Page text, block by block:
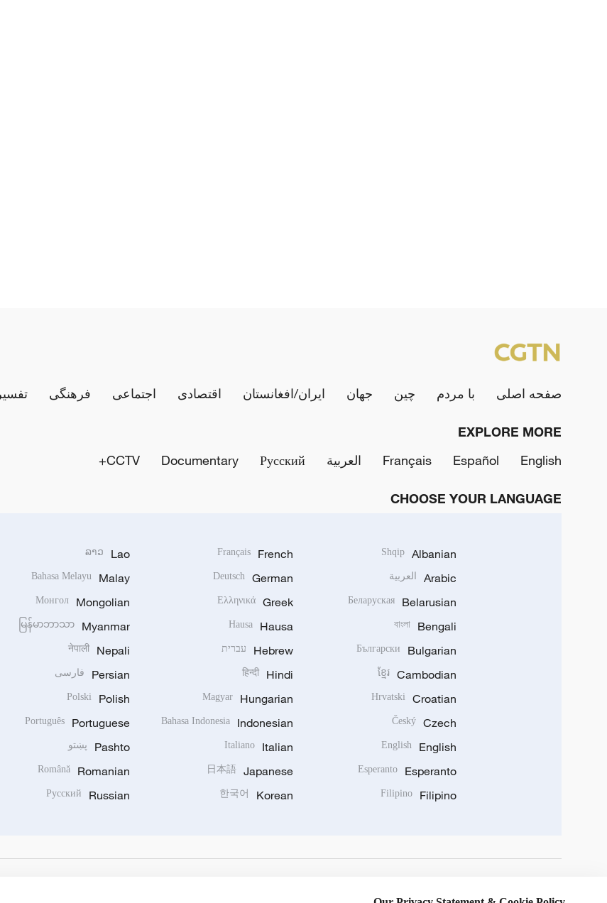
صفحه اصلی با مردم چین جهان ایران/افغانستان اقتصادی اجتماعی فرهنگی تفسیر
EXPLORE MORE
English
Español
Français العربية Русский
Documentary
CCTV+
CHOOSE YOUR LANGUAGE
Albanian
Shqip
Arabic العربية
Belarusian
Беларуская
Bengali
বাংলা
Bulgarian
Български
Cambodian
ខ្មែរ
Croatian
Hrvatski
Czech
Český
English
English
Esperanto
Esperanto
Filipino
Filipino
French
Français
German
Deutsch
Greek
Ελληνικά
Hausa
Hausa
Hebrew עברית
Hindi
हिन्दी
Hungarian
Magyar
Indonesian
Bahasa Indonesia
Italian
Italiano
Japanese
日本語
Korean
한국어
Lao
ລາວ
Malay
Bahasa Melayu
Mongolian
Монгол
Myanmar
မြန်မာဘာသာ
Nepali
नेपाली
Persian فارسی
Polish
Polski
Portuguese
Português
Pashto پښتو
Romanian
Română
Russian
Русский